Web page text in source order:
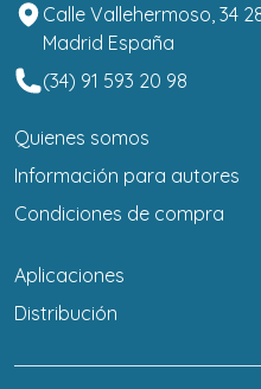
Calle Vallehermoso, 34
Madrid España
(34) 91 593 20 98
Quienes somos
Información para autores
Condiciones de compra
Aplicaciones
Distribución